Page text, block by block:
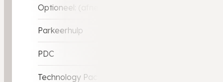
Optioneel: (afneemebare) Trekhaak
Parkeerhulp
PDC
Technology Pack